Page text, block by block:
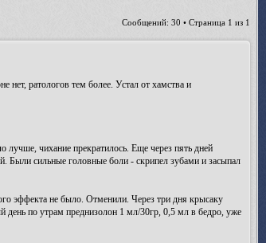
Сообщений: 30 • Страница 1 из 1
ратологов тем более. Устал от хамства и
чихание прекратилось. Еще через пять дней
Были сильные головные боли - скрипел зубами и засыпал
эффекта не было. Отменили. Через три дня крысаку
день по утрам преднизолон 1 мл/30гр, 0,5 мл в бедро, уже